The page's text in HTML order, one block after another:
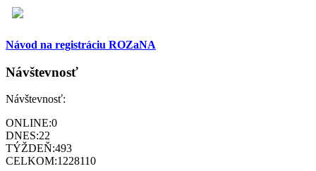
Návod na registráciu ROZaNA
Návštevnosť
Návštevnosť:
ONLINE:0
DNES:22
TÝŽDEŇ:493
CELKOM:1228110